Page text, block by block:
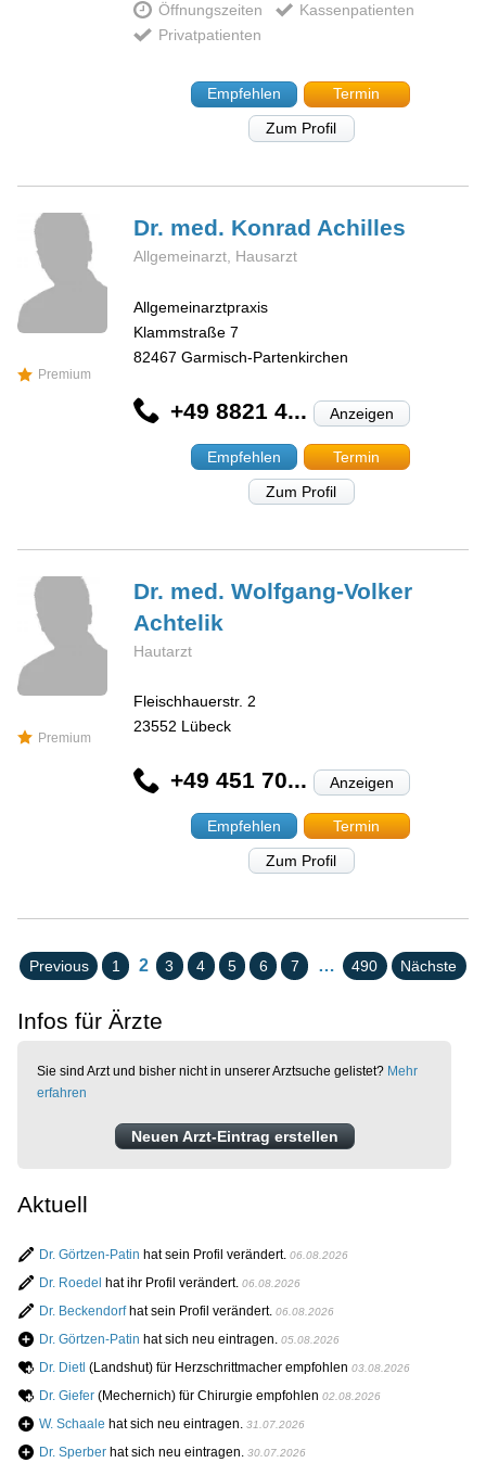
Öffnungszeiten
Kassenpatienten
Privatpatienten
Empfehlen
Termin
Zum Profil
Premium
Dr. med. Konrad Achilles
Allgemeinarzt, Hausarzt
Allgemeinarztpraxis
Klammstraße 7
82467 Garmisch-Partenkirchen
+49 8821 4... Anzeigen
Empfehlen
Termin
Zum Profil
Premium
Dr. med. Wolfgang-Volker
Achtelik
Hautarzt
Fleischhauerstr. 2
23552 Lübeck
+49 451 70... Anzeigen
Empfehlen
Termin
Zum Profil
Previous 1 2 3 4 5 6 7 … 490 Nächste
Infos für Ärzte
Sie sind Arzt und bisher nicht in unserer Arztsuche gelistet? Mehr
erfahren
Neuen Arzt-Eintrag erstellen
Aktuell
Dr. Görtzen-Patin hat sein Profil verändert. 06.08.2026
Dr. Roedel hat ihr Profil verändert. 06.08.2026
Dr. Beckendorfhat sein Profil verändert. 06.08.2026
Dr. Görtzen-Patin hat sich neu eintragen. 05.08.2026
Dr. Dietl (Landshut) für Herzschrittmacher empfohlen 03.08.2026
Dr. Giefer(Mechernich) für Chirurgie empfohlen 02.08.2026
W. Schaale hat sich neu eintragen. 31.07.2026
Dr. Sperberhat sich neu eintragen. 30.07.2026